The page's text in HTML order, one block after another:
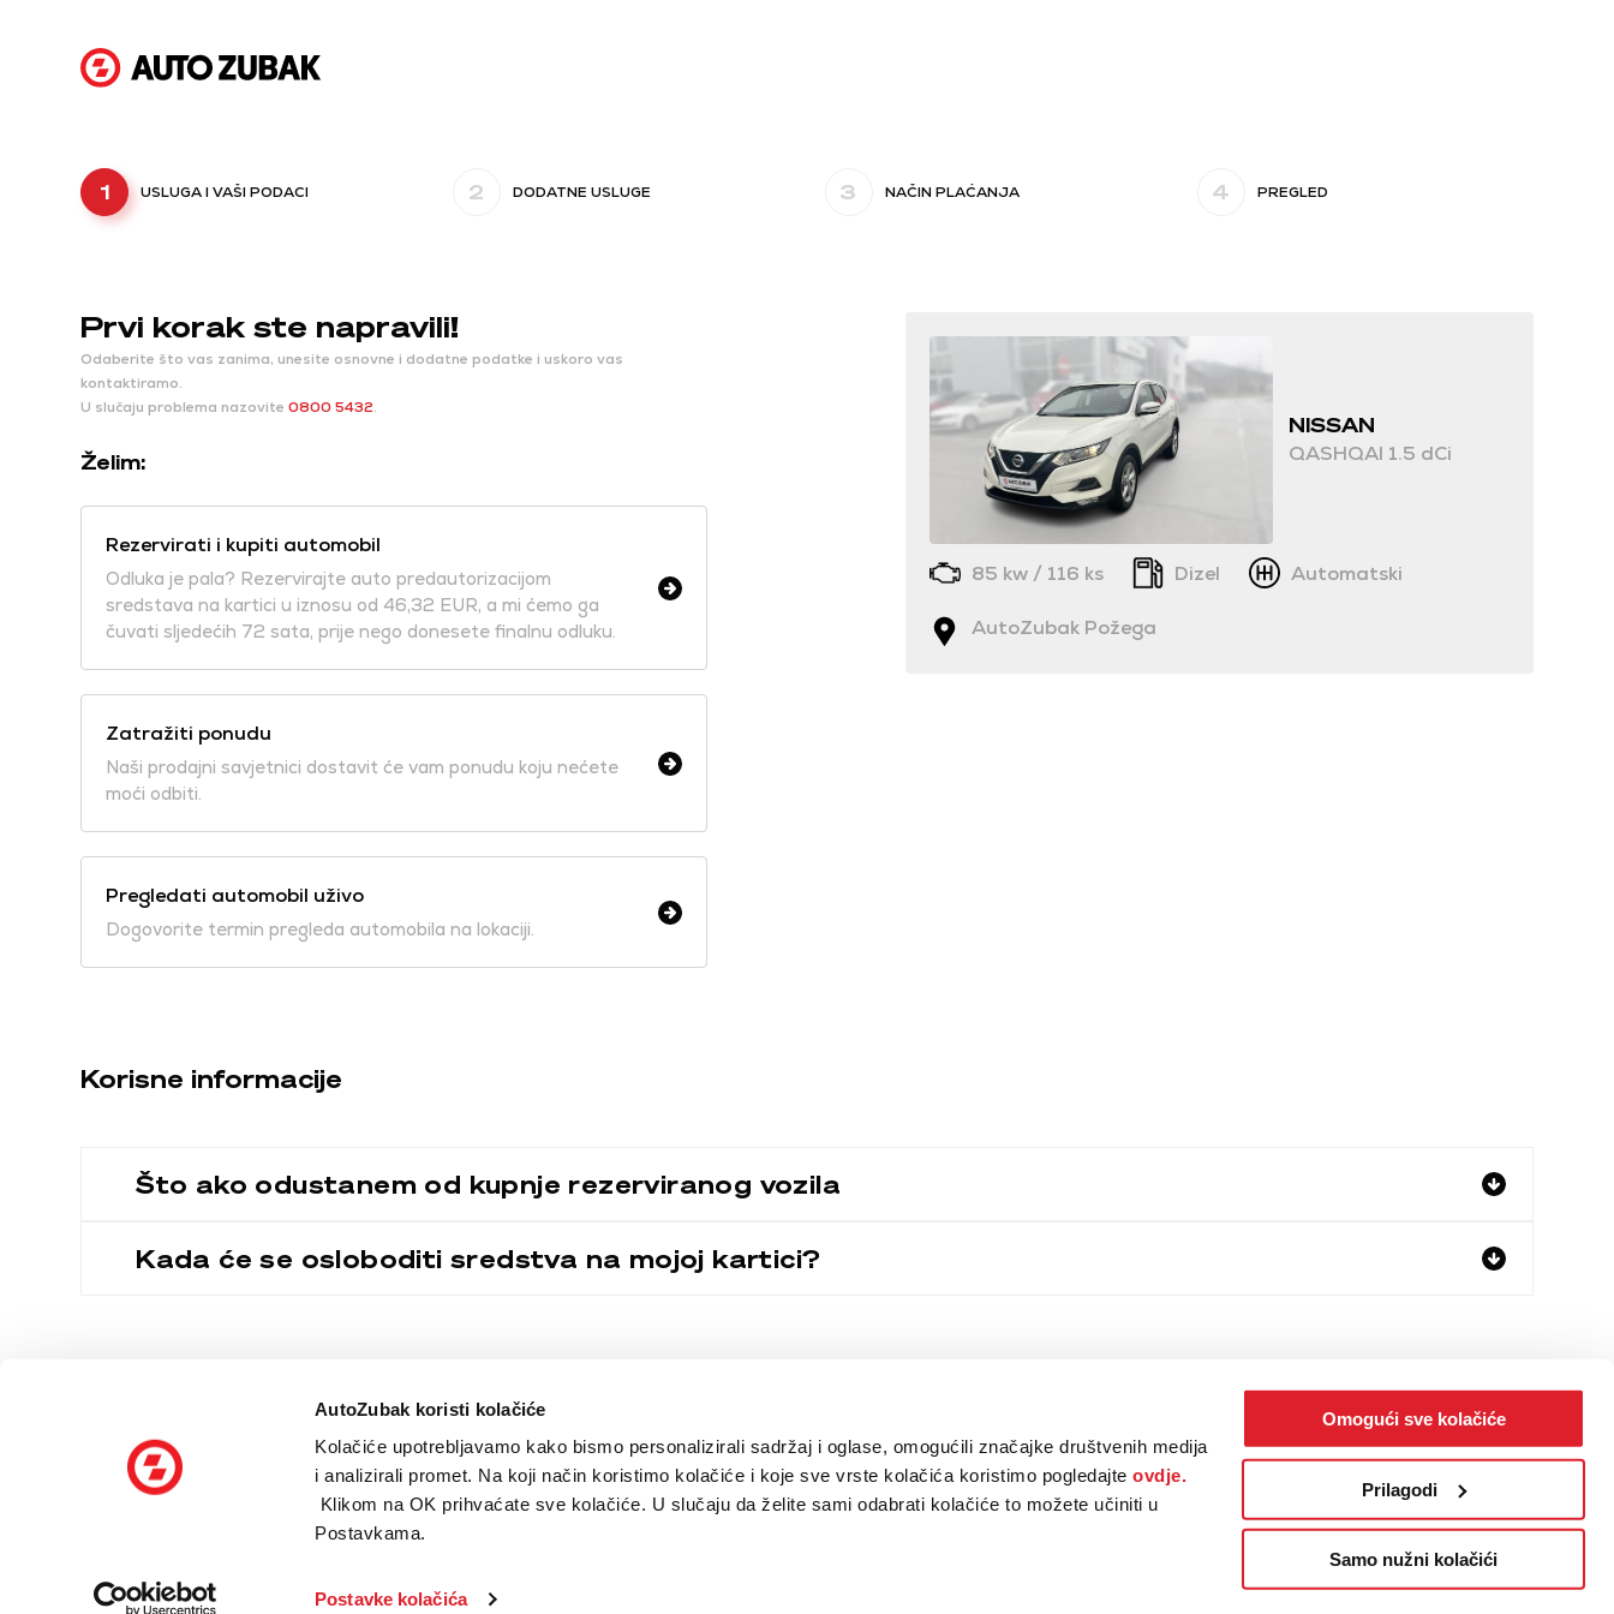
AutoZubak koristi kolačiće
Kolačiće upotrebljavamo kako bismo personalizirali sadržaj i oglase, omogućili značajke društvenih medija
i analizirali promet. Na koji način koristimo kolačiće i koje sve vrste kolačića koristimo pogledajteovdje.
Klikom na OK prihvaćate sve kolačiće. U slučaju da želite sami odabrati kolačiće to možete učiniti u
Postavkama.
Postavke kolačića
Omogući sve kolačiće
Prilagodi
Samo nužni kolačići
1 USLUGA I VAŠI PODACI 2 DODATNE USLUGE 3 NAČIN PLAĆANJA 4 PREGLED
Prvi korak ste napravili!
Odaberite što vas zanima, unesite osnovne i dodatne podatke i uskoro vas
kontaktiramo.
U slučaju problema nazovite0800 5432.
Želim:
Rezervirati i kupiti automobil
Odluka je pala? Rezervirajte auto predautorizacijom
sredstava na kartici u iznosu od 46,32 EUR, a mi ćemo ga
čuvati sljedećih 72 sata, prije nego donesete finalnu odluku.
Zatražiti ponudu
Naši prodajni savjetnici dostavit će vam ponudu koju nećete
moći odbiti.
Pregledati automobil uživo
Dogovorite termin pregleda automobila na lokaciji.
NISSAN
QASHQAI 1.5 dCi
85 kw / 116 ks Dizel Automatski
AutoZubak Požega
Korisne informacije
Što ako odustanem od kupnje rezerviranog vozila
Kada će se osloboditi sredstva na mojoj kartici?
Iza imena AutoZubak stoji 45 godina iskustva u prodaji i održavanju vozila. Klijentima nudimo
cjelokupno rješenje za sve vezano uz automobile po modelu ključ u ruke. Vi vozite, a mi se